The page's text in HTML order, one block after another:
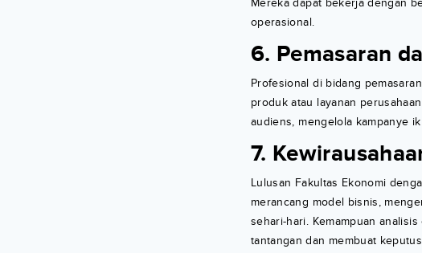
Mereka dapat bekerja dengan
operasional.
6. Pemasaran
Profesional di bidang
produk atau layanan
audiens, mengelola kampanye
7.
Lulusan Fakultas Ekonomi
merancang model bisnis,
sehari-hari. Kemampuan
tantangan dan membuat